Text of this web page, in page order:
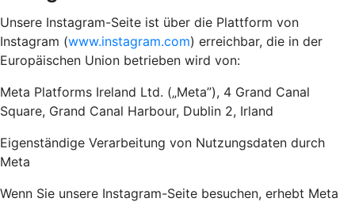
Unsere Instagram-Seite ist über die Plattform von
Instagram (www.instagram.com) erreichbar, die in der
Europäischen Union betrieben wird von:
Meta Platforms Ireland Ltd. („Meta”), 4 Grand Canal
Square, Grand Canal Harbour, Dublin 2, Irland
Eigenständige Verarbeitung von Nutzungsdaten durch
Meta
Wenn Sie unsere Instagram-Seite besuchen, erhebt Meta